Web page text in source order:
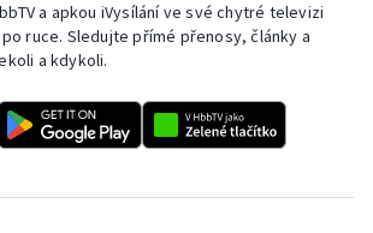
a apkou iVysílání ve své chytré televizi
ruce. Sledujte přímé přenosy, články a
a kdykoli.